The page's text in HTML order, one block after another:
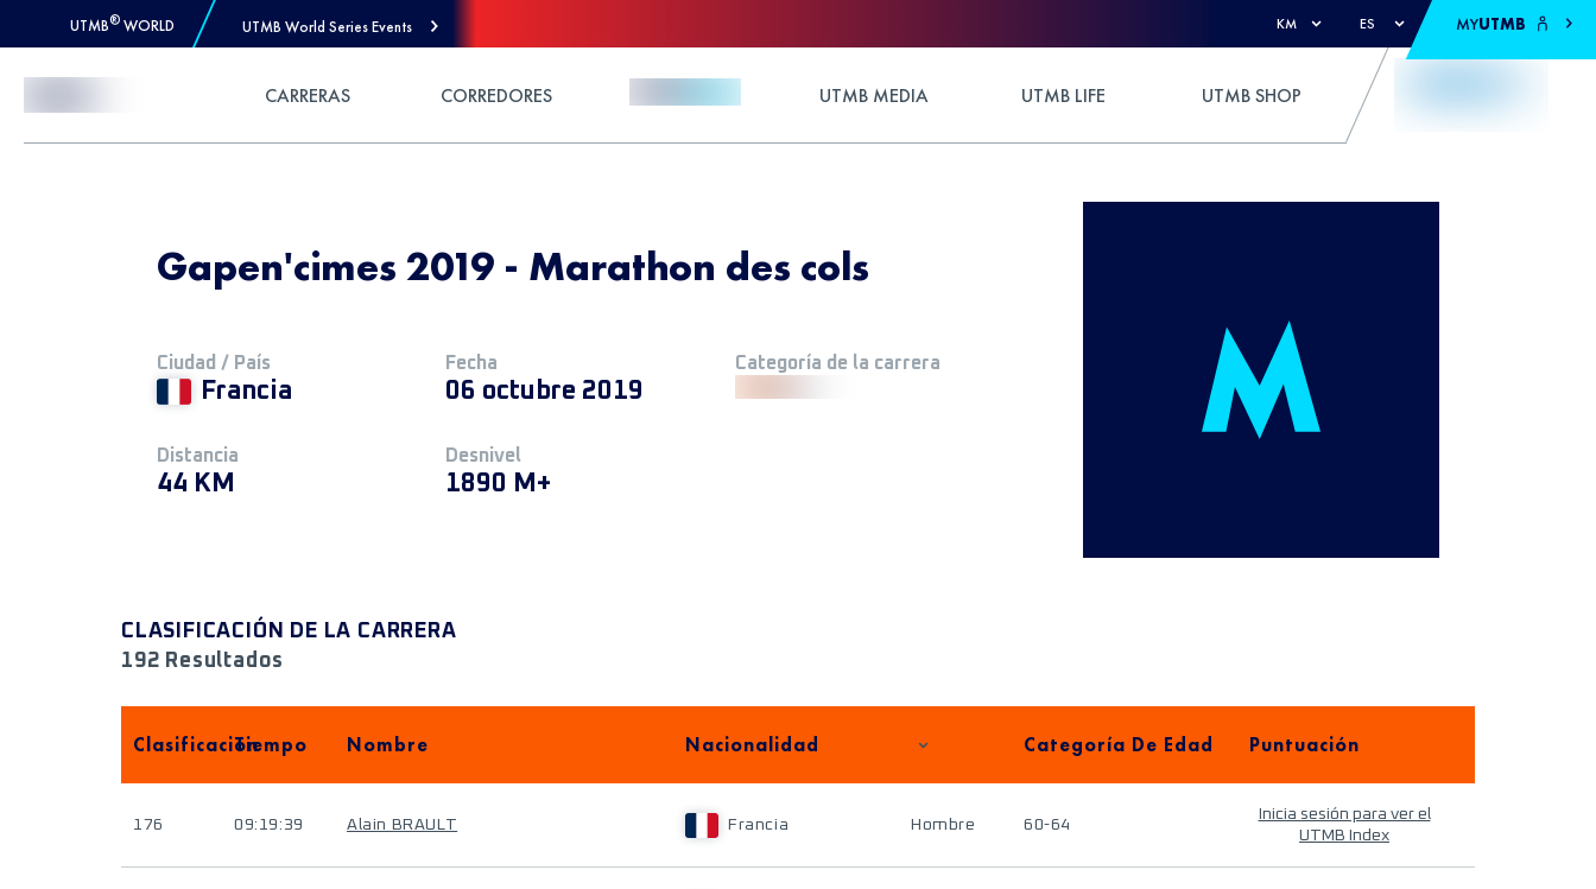
UTMB® WORLD UTMB World Series Events KM ES MYUTMB
CARRERAS CORREDORES UTMB MEDIA UTMB LIFE UTMB SHOP
Gapen'cimes 2019 - Marathon des cols
Ciudad / País
Francia
Fecha
06 octubre 2019
Categoría de la carrera
Distancia
44 KM
Desnivel
1890 M+
CLASIFICACIÓN DE LA CARRERA
192 Resultados
ClasificaciónTiempo Nombre Nacionalidad Categoría De Edad Puntuación
176 09:19:39 Alain BRAULT Francia Hombre 60-64
Inicia sesión para ver el
UTMB Index